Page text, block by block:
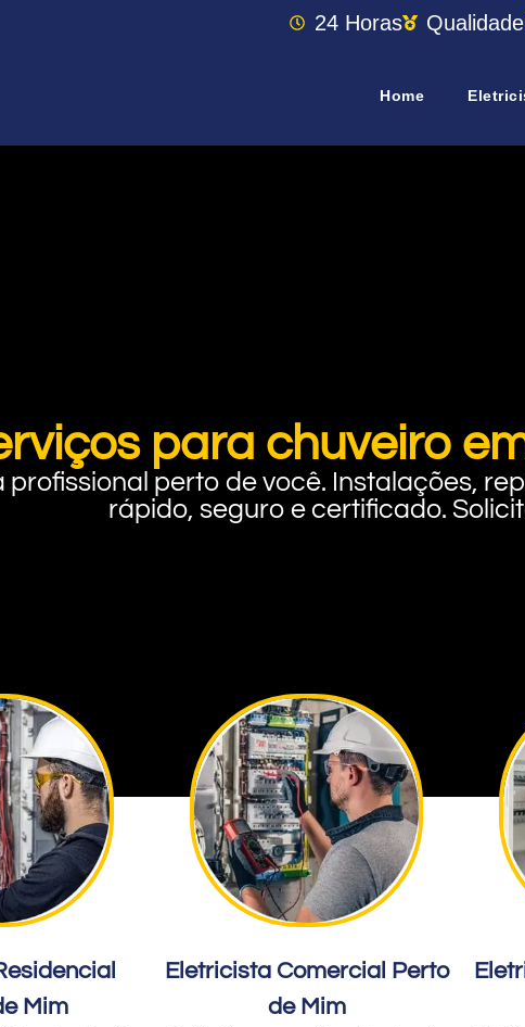
24 Horas Qualidade
Home
para chuveiro
profissional perto de você. Instalações,
rápido, seguro e certificado.
Mim
Eletricista Comercial Perto
de Mim